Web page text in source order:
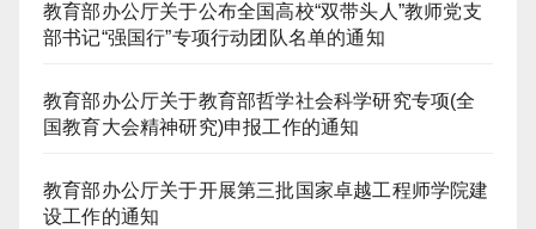
教育部办公厅关于公布全国高校“双带头人”教师党支
部书记“强国行”专项行动团队名单的通知
教育部办公厅关于教育部哲学社会科学研究专项(全
国教育大会精神研究)申报工作的通知
教育部办公厅关于开展第三批国家卓越工程师学院建
设工作的通知